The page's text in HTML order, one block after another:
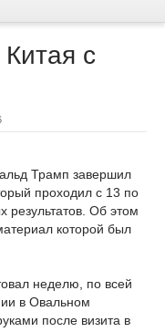
с
Трамп завершил
проходил с 13 по
результатов. Об этом
которой был
неделю, по всей
в Овальном
после визита в